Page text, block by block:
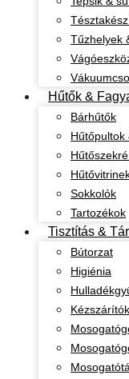
Tűzhelyek
Hűtők &
Bárhűtők
Hűtőpultok
Sokkolók
Tartozékok
Tisztítás &
Bútorzat
Higiénia